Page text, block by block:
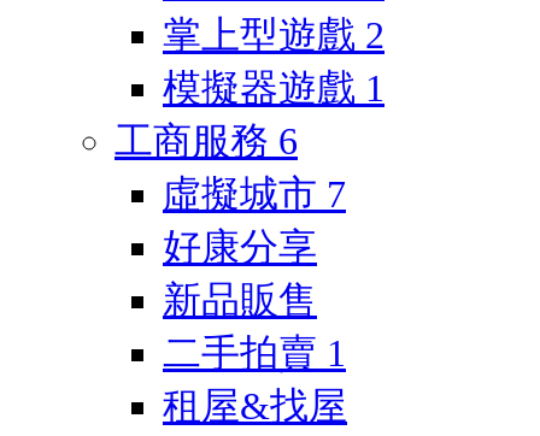
掌上型遊戲 2
模擬器遊戲 1
工商服務 6
虛擬城市 7
好康分享
新品販售
二手拍賣 1
租屋&找屋